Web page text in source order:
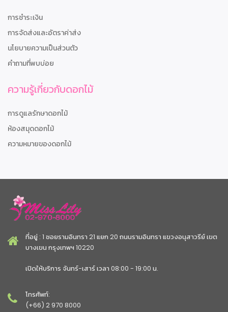
การชำระเงิน
การจัดส่งและอัตราค่าส่ง
นโยบายความเป็นส่วนตัว
คำถามที่พบบ่อย
ความรู้เกี่ยวกับดอกไม้
การดูแลรักษาดอกไม้
ห้องสมุดดอกไม้
ความหมายของดอกไม้
ที่อยู่ : 1 ซอยรามอินทรา 21 แยก 20 ถนนรามอินทรา แขวงอนุสาวรีย์ เขต
บางเขน กรุงเทพฯ 10220
เปิดให้บริการ จันทร์-เสาร์ เวลา 08:00 - 19:00 น.
โทรศัพท์:
(+66) 2 970 8000